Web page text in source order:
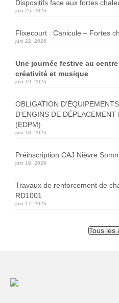
Dispositifs face aux fortes
juin 25, 2026
Flixecourt : Canicule – Fortes
juin 22, 2026
Une journée festive au
créativité et musique
juin 19, 2026
OBLIGATION
D’ENGINS DE
(EDPM)
juin 18, 2026
Préinscription CAJ Nièvre
juin 18, 2026
Travaux de renforcement de
RD1001
juin 17, 2026
Tous les